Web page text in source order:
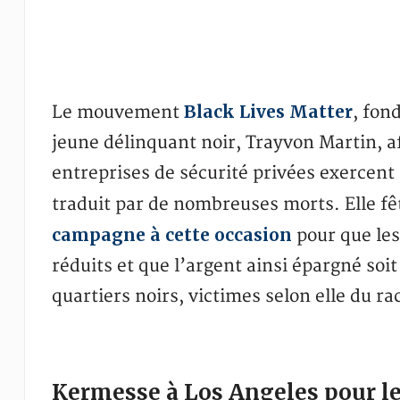
Le mouvement Black Lives Matter,
jeune délinquant noir, Trayvon Martin,
entreprises de sécurité privées
traduit par de nombreuses morts. Elle
campagne à cette occasion pour que
réduits et que l’argent ainsi épargné
quartiers noirs, victimes selon elle du
Kermesse à Los Angeles pour